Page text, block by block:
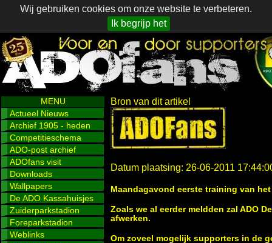
Wij gebruiken cookies om onze website te verbeteren.
Ik begrijp het
MENU
Actueel Nieuws
Archief 1905 - heden
Competitieschema
ADO-post archief
ADOfans visit
Downloads
Wallpapers
De ADO Kassahuisjes
Zuiderparkstadion
Foreparkstadion
Weblinks
Bron van dit artikel
Datum plaatsing: 26-06-2011
Maandagavond eerste training van
Zoals we al eerder meldden zal ADO
afwerken.
Om zoveel mogelijk supporters in de